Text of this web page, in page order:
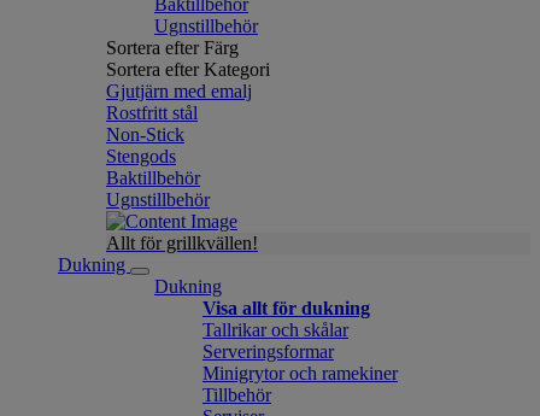
Baktillbehör
Ugnstillbehör
Sortera efter Färg
Sortera efter Kategori
Gjutjärn med emalj
Rostfritt stål
Non-Stick
Stengods
Baktillbehör
Ugnstillbehör
Allt för grillkvällen!
Dukning
Dukning
Visa allt för dukning
Tallrikar och skålar
Serveringsformar
Minigrytor och ramekiner
Tillbehör